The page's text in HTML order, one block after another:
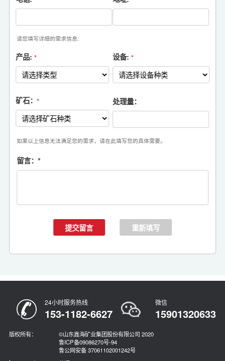
请您填写详细的需求信息:
产品: * 设备: *
矿石： * 处理量：
如果以上信息无法满足您的需求，请在此填写您的具体需要。
留言：*
24小时服务热线
153-1182-6627
微信
15901320633
版权所有：
©山东鑫海矿业集团股份有限公司 2020
鲁ICP备09086270号-94
鲁公网安备 37061102001242号